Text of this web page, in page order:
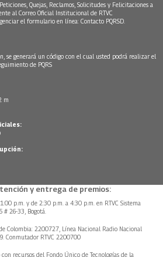
Quejas, Reclamos, Solicitudes y Felicitaciones a
al Correo Oficial Institucional de RTVC
el formulario en línea: Contacto PQRSD.
se generará un código con el cual usted podrá realizar el
de PQRS
m
y entrega de premios:
p.m. y de 2:30 p.m. a 4:30 p.m. en RTVC Sistema
# 26-33, Bogotá.
Colombia: 2200727, Línea Nacional Radio Nacional
Conmutador RTVC 2200700
recursos del Fondo Único de Tecnologías de la